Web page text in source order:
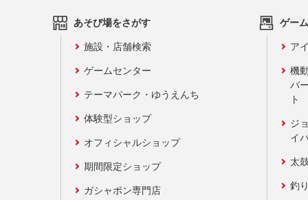
あそび場をさがす
施設・店舗検索
ゲームセンター
テーマパーク・ゆうえんち
体験型ショップ
オフィシャルショップ
期間限定ショップ
ガシャポン専門店
ゲー
ア
機
バ
ト
ジ
イ
太
釣